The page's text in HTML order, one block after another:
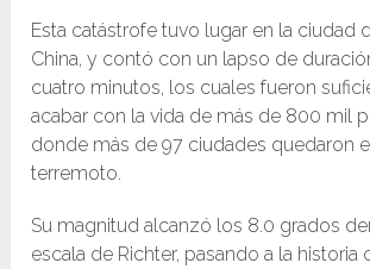
Esta catástrofe tuvo lugar en la ciudad
China, y contó con un lapso de
cuatro minutos, los cuales fueron
acabar con la vida de más de 800 mil
donde más de 97 ciudades quedaron
terremoto.
Su magnitud alcanzó los 8.0 grados
escala de Richter, pasando a la historia